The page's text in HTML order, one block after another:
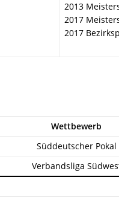
2013
2017
2017
Wettbewerb
Süddeutscher Pokal
Verbandsliga